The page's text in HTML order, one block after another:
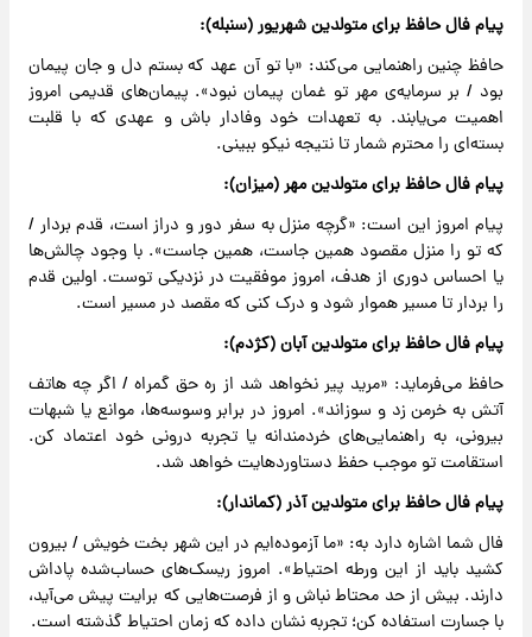
پیام فال حافظ برای متولدین شهریور (سنبله):
حافظ چنین راهنمایی می‌کند: «با تو آن عهد که بستم دل و جان پیمان
بود / بر سرمایه‌ی مهر تو غمان پیمان نبود». پیمان‌های قدیمی امروز
اهمیت می‌یابند. به تعهدات خود وفادار باش و عهدی که با قلبت
بسته‌ای را محترم شمار تا نتیجه نیکو ببینی.
پیام فال حافظ برای متولدین مهر (میزان):
پیام امروز این است: «گرچه منزل به سفر دور و دراز است، قدم بردار /
که تو را منزل مقصود همین جاست، همین جاست». با وجود چالش‌ها
یا احساس دوری از هدف، امروز موفقیت در نزدیکی توست. اولین قدم
را بردار تا مسیر هموار شود و درک کنی که مقصد در مسیر است.
پیام فال حافظ برای متولدین آبان (کژدم):
حافظ می‌فرماید: «مرید پیر نخواهد شد از ره حق گمراه / اگر چه هاتف
آتش به خرمن زد و سوزاند». امروز در برابر وسوسه‌ها، موانع یا شبهات
بیرونی، به راهنمایی‌های خردمندانه یا تجربه درونی خود اعتماد کن.
استقامت تو موجب حفظ دستاوردهایت خواهد شد.
پیام فال حافظ برای متولدین آذر (کماندار):
فال شما اشاره دارد به: «ما آزموده‌ایم در این شهر بخت خویش / بیرون
کشید باید از این ورطه احتیاط». امروز ریسک‌های حساب‌شده پاداش
دارند. بیش از حد محتاط نباش و از فرصت‌هایی که برایت پیش می‌آید،
با جسارت استفاده کن؛ تجربه نشان داده که زمان احتیاط گذشته است.